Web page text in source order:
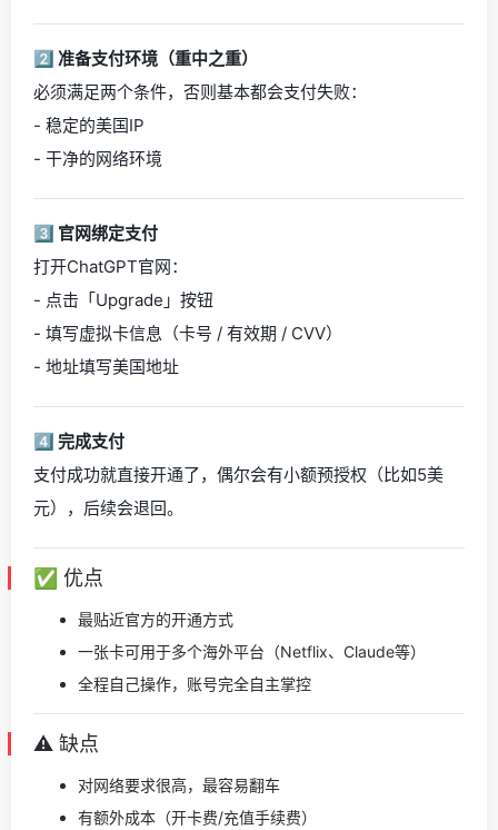
2️⃣ 准备支付环境（重中之重）
必须满足两个条件，否则基本都会支付失败：
- 稳定的美国IP
- 干净的网络环境
3️⃣ 官网绑定支付
打开ChatGPT官网：
- 点击「Upgrade」按钮
- 填写虚拟卡信息（卡号 / 有效期 / CVV）
- 地址填写美国地址
4️⃣ 完成支付
支付成功就直接开通了，偶尔会有小额预授权（比如5美
元），后续会退回。
✅ 优点
最贴近官方的开通方式
一张卡可用于多个海外平台（Netflix、Claude等）
全程自己操作，账号完全自主掌控
⚠️ 缺点
对网络要求很高，最容易翻车
有额外成本（开卡费/充值手续费）